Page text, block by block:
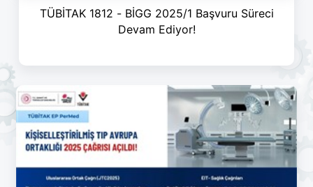
TÜBİTAK 1812 - BİGG 2025/1 Başvuru Süreci
Devam Ediyor!